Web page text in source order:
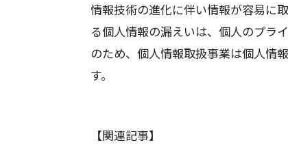
情報技術の進化に伴い情報が容易に
る個人情報の漏えいは、個人のプラ
のため、個人情報取扱事業は個人情
す。
【関連記事】